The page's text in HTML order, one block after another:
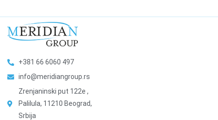
+381 66 6060 497
info@meridiangroup.rs
Zrenjaninski put 122e ,
Palilula, 11210 Beograd,
Srbija